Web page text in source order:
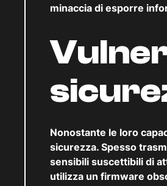
minaccia di esporre
Nonostante le loro
sicurezza. Spesso
sensibili suscettibili di
utilizza un firmware